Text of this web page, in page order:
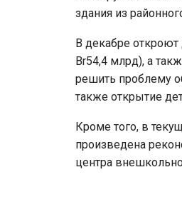
здания из
В декабре откроют
Br54,4 млрд), а
решить проблему
также открытие
Кроме того, в
произведена
центра